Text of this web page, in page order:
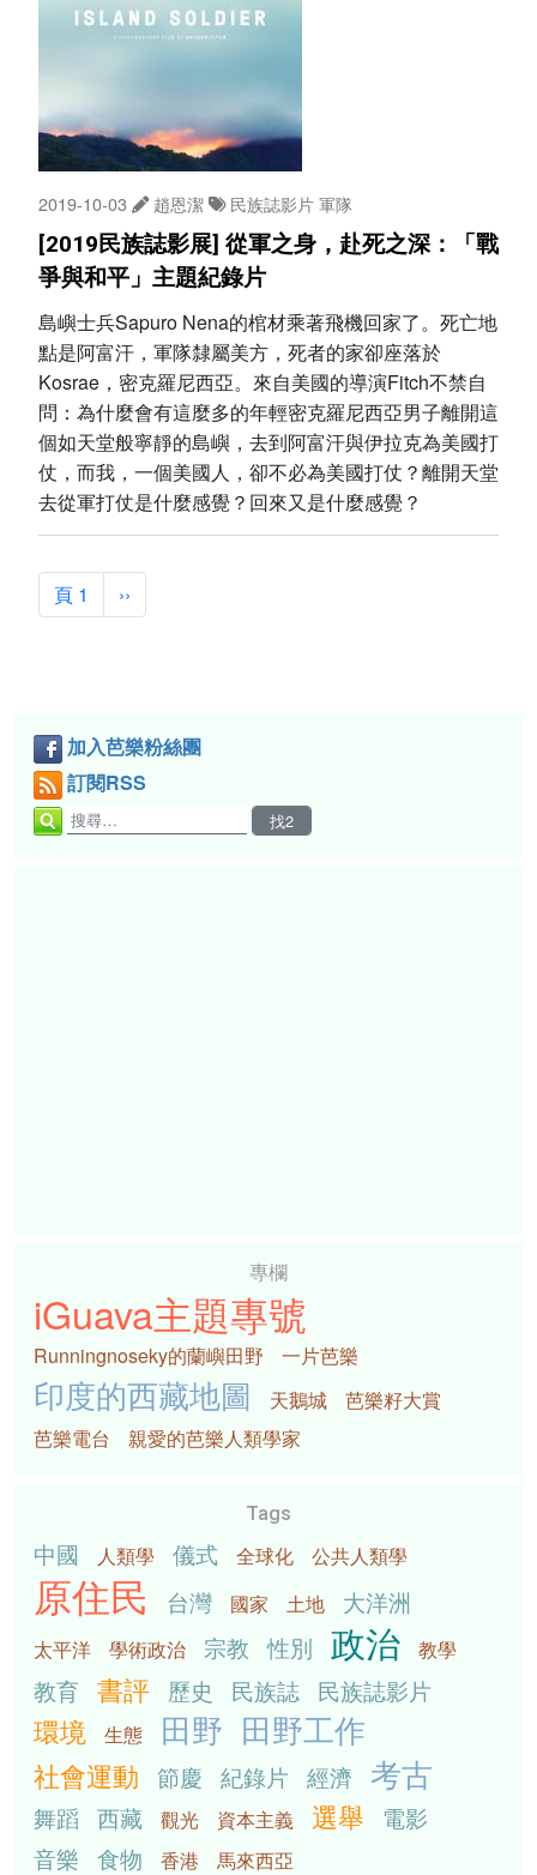
2019-10-03 趙恩潔 民族誌影片軍隊
[2019民族誌影展] 從軍之身，赴死之深：「戰
爭與和平」主題紀錄片
島嶼士兵Sapuro Nena的棺材乘著飛機回家了。死亡地
點是阿富汗，軍隊隸屬美方，死者的家卻座落於
Kosrae，密克羅尼西亞。來自美國的導演Fitch不禁自
問：為什麼會有這麼多的年輕密克羅尼西亞男子離開這
個如天堂般寧靜的島嶼，去到阿富汗與伊拉克為美國打
仗，而我，一個美國人，卻不必為美國打仗？離開天堂
去從軍打仗是什麼感覺？回來又是什麼感覺？
Pagination
頁 1 下一頁
››
加入芭樂粉絲團
訂閱RSS
專欄
iGuava主題專號
Runningnoseky的蘭嶼田野 一片芭樂
印度的西藏地圖 天鵝城
芭樂籽大賞
芭樂電台
親愛的芭樂人類學家
Tags
中國 人類學 儀式 全球化 公共人類學
原住民 台灣 國家 土地 大洋洲
太平洋 學術政治 宗教 性別 政治 教學
教育 書評 歷史 民族誌 民族誌影片
環境 生態 田野 田野工作
社會運動 節慶 紀錄片 經濟 考古
舞蹈 西藏 觀光 資本主義 選舉
電影
音樂 食物 香港
馬來西亞